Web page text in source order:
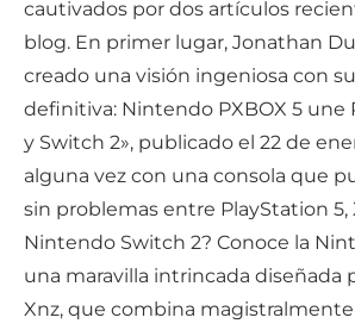
cautivados por dos artículos
blog. En primer lugar, Jonathan
creado una visión ingeniosa con
definitiva: Nintendo PXBOX 5 une
y Switch 2», publicado el 22 de
alguna vez con una consola que
sin problemas entre PlayStation 5,
Nintendo Switch 2? Conoce la
una maravilla intrincada diseñada
Xnz, que combina